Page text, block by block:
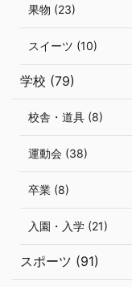
果物 (23)
スイーツ (10)
学校 (79)
校舎・道具 (8)
運動会 (38)
卒業 (8)
入園・入学 (21)
スポーツ (91)